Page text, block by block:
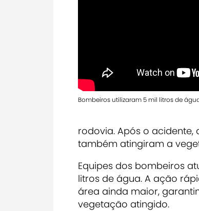
Bombeiros utilizaram 5 mil litros de
rodovia. Após o
também atingiram a
Equipes dos bombeiros
litros de água. A ação
área ainda maior,
vegetação atingido.